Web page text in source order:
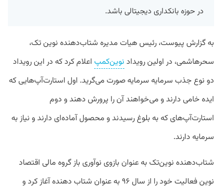
در حوزه بانکداری دیجیتالی باشد.
به گزارش پیوست، رئیس هیات مدیره شتاب‌دهنده نوین تک،
سحرهاشمی، در اولین رویداد نوین‌کمپ اعلام کرد که در این رویداد
دو نوع جذب سرمایه سرمایه صورت می‌گرید. اول استارت‌آپ‌هایی که
ایده خامی دارند و می‌خواهند آن را پرورش دهند و دوم
استارت‌آپ‌های که به بلوغ رسیدند و محصول آماده‌ای دارند و نیاز به
سرمایه دارند.
شتاب‌دهنده نوین‌تک به عنوان بازوی نوآوری باز گروه مالی اقتصاد
نوین فعالیت خود را از سال ۹۶ به عنوان شتاب دهنده آغاز کرد و